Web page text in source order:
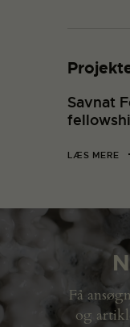
Savnat
LÆS MERE
Få
og